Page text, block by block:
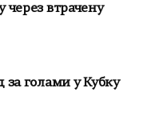
через втрачену
за голами у Кубку